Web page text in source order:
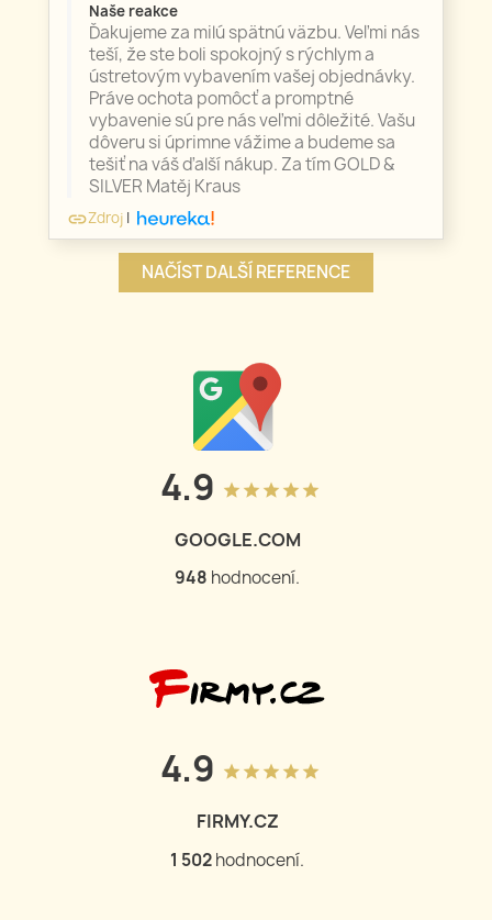
Naše reakce
Ďakujeme za milú spätnú väzbu. Veľmi nás
teší, že ste boli spokojný s rýchlym a
ústretovým vybavením vašej objednávky.
Práve ochota pomôcť a promptné
vybavenie sú pre nás veľmi dôležité. Vašu
dôveru si úprimne vážime a budeme sa
tešiť na váš ďalší nákup. Za tím GOLD &
SILVER Matěj Kraus
linkZdroj |
NAČÍST DALŠÍ REFERENCE
4.9 grade grade grade grade grade
GOOGLE.COM
948 hodnocení.
4.9 grade grade grade grade grade
FIRMY.CZ
1 502hodnocení.